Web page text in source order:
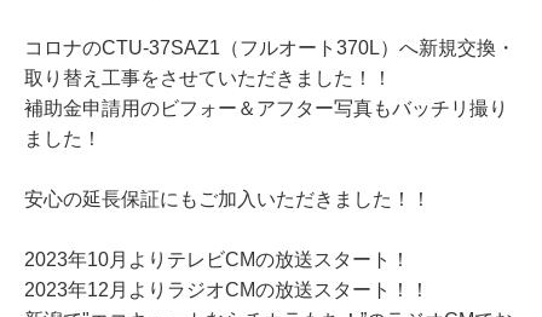
コロナのCTU-37SAZ1（フルオート370L）へ新規交換・
取り替え工事をさせていただきました！！
補助金申請用のビフォー＆アフター写真もバッチリ撮り
ました！
安心の延長保証にもご加入いただきました！！
2023年10月よりテレビCMの放送スタート！
2023年12月よりラジオCMの放送スタート！！